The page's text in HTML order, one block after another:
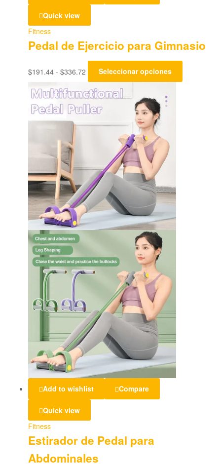
Quick view
Fitness
Pedal de Ejercicio para Gimnasio
$191.44 - $336.72 Seleccionar opciones
Add to wishlist Compare
Quick view
Fitness
Estirador de Pedal para
Abdominales